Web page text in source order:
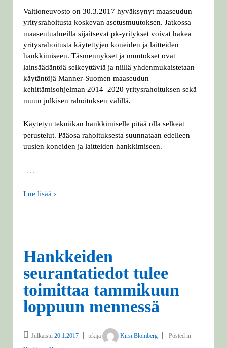
Valtioneuvosto on 30.3.2017 hyväksynyt maaseudun
yritysrahoitusta koskevan asetusmuutoksen. Jatkossa
maaseutualueilla sijaitsevat pk-yritykset voivat hakea
yritysrahoitusta käytettyjen koneiden ja laitteiden
hankkimiseen. Täsmennykset ja muutokset ovat
lainsäädäntöä selkeyttäviä ja niillä yhdenmukaistetaan
käytäntöjä Manner-Suomen maaseudun
kehittämisohjelman 2014–2020 yritysrahoituksen sekä
muun julkisen rahoituksen välillä.
Käytetyn tekniikan hankkimiselle pitää olla selkeät
perustelut. Pääosa rahoituksesta suunnataan edelleen
uusien koneiden ja laitteiden hankkimiseen.
…
Lue lisää ›
Hankkeiden
seurantatiedot tulee
toimittaa tammikuun
loppuun mennessä
Julkaistu 20.1.2017 tekijä Kirsi Blomberg Posted in